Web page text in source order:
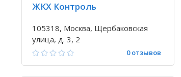
ЖКХ Контроль
105318, Москва, Щербаковская
улица, д. 3, 2
0 отзывов